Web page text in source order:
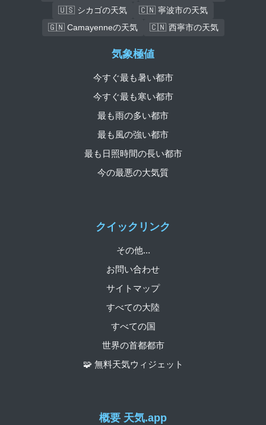
🇺🇸 シカゴの天気
🇨🇳 寧波市の天気
🇬🇳 Camayenneの天気
🇨🇳 西寧市の天気
概要 天気.app
クイックリンク
その他...
お問い合わせ
サイトマップ
すべての大陸
すべての国
世界の首都都市
🧩 無料天気ウィジェット
気象極値
今すぐ最も暑い都市
今すぐ最も寒い都市
最も雨の多い都市
最も風の強い都市
最も日照時間の長い都市
今の最悪の大気質